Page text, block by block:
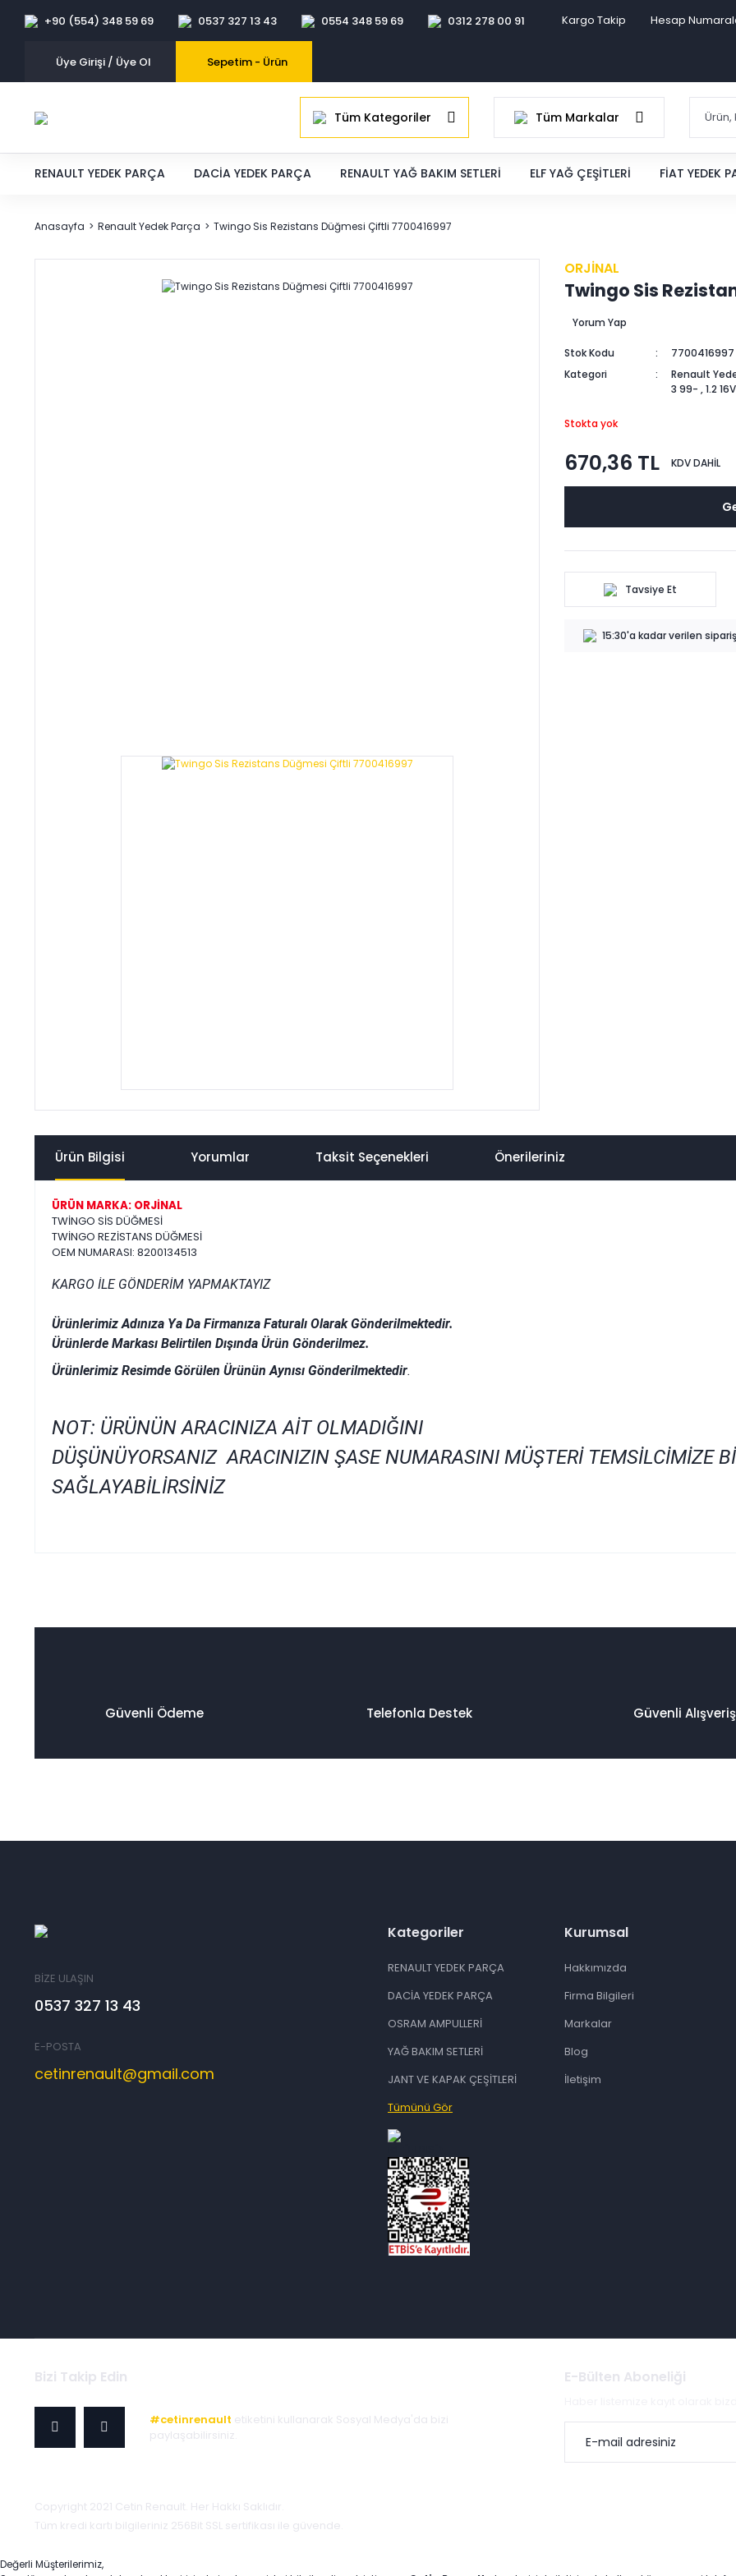
+90 (554) 348 59 69 0537 327 13 43 0554 348 59 69 0312 278 00 91 Kargo Takip Hesap
Üye Girişi / Üye Ol Sepetim - Ürün
Tüm Kategoriler Tüm Markalar
RENAULT YEDEK PARÇA DACIA YEDEK PARÇA RENAULT YAĞ BAKIM SETLERI ELF YAĞ ÇEŞITLERI FIAT YEDEK
Anasayfa Renault Yedek Parça Twingo Sis Rezistans Düğmesi Çiftli 7700416997
ORJİNAL
Twingo Sis
Yorum Yap
Stok Kodu
7700416997
Kategori
Renault
3 99- ,1.2
Stokta yok
670,36 TL KDV DAHİL
Tavsiye Et
15:30'a kadar verilen
Ürün Bilgisi Yorumlar Taksit Seçenekleri Önerileriniz
ÜRÜN MARKA: ORJİNAL
TWİNGO SİS DÜĞMESİ
TWİNGO REZİSTANS DÜĞMESİ
OEM NUMARASI: 8200134513
KARGO İLE GÖNDERİM YAPMAKTAYIZ
Ürünlerimiz Adınıza Ya Da Firmanıza Faturalı Olarak Gönderilmektedir.
Ürünlerde Markası Belirtilen Dışında Ürün Gönderilmez.
Ürünlerimiz Resimde Görülen Ürünün Aynısı Gönderilmektedir.
NOT: ÜRÜNÜN ARACINIZA AİT OLMADIĞINI
DÜŞÜNÜYORSANIZ ARACINIZIN ŞASE NUMARASINI MÜŞTERİ TEMSİLCİMİZE
SAĞLAYABİLİRSİNİZ
Ürün fiyatı diğer sitelerden daha pahalı.
Güvenli Ödeme Telefonla Destek Güvenli Alışveriş
BİZE ULAŞIN
0537 327 13 43
E-POSTA
cetinrenault@gmail.com
Kategoriler
RENAULT YEDEK PARÇA
DACİA YEDEK PARÇA
OSRAM AMPULLERİ
YAĞ BAKIM SETLERİ
JANT VE KAPAK ÇEŞİTLERİ
Tümünü Gör
Kurumsal
Hakkımızda
Firma Bilgileri
Markalar
Blog
İletişim
Bizi Takip Edin
#cetinrenault etiketini kullanarak Sosyal Medya'da bizi
paylaşabilirsiniz.
E-Bülten Aboneliği
Copyright 2021 Cetin Renault. Her Hakkı Saklıdır.
Tüm kredi kartı bilgileriniz 256Bit SSL sertifikası ile güvende.
Değerli Müşterilerimiz,